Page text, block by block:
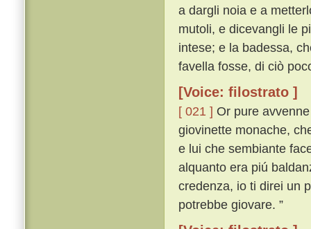
a dargli noia e a
mutoli, e dicevangli le
intese; e la badessa,
favella fosse, di ciò
[Voice: filostrato ]
[ 021 ] Or pure
giovinette monache,
e lui che sembiante
alquanto era piú
credenza, io ti direi un
potrebbe giovare. ”